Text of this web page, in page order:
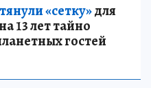
«сетку»для
13 лет тайно
гостей